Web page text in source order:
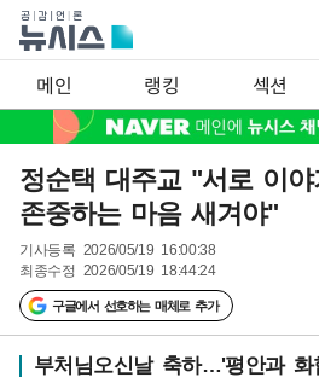
메인 랭킹 섹션
정순택 대주교 "서로 이
존중하는 마음 새겨야"
기사등록 2026/05/19 16:00:38
최종수정 2026/05/19 18:44:24
구글에서 선호하는 매체로 추가
부처님오신날 축하…'평안과 화